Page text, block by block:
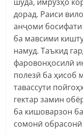
дорад. Раиси
анҷоми
ба мавсими
намуд. Таъкид
фаровонҳосилӣ
полезӣ ба ҳисоб
тавассути
гектар замин
ба кишоварзон
сомонӣ обрасонӣ